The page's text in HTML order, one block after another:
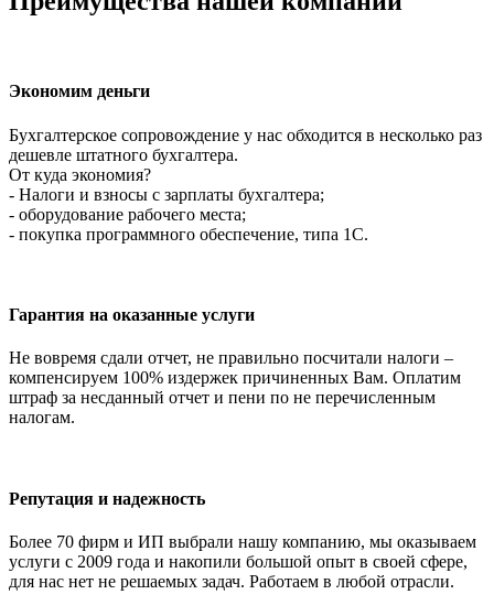
Экономим деньги
Бухгалтерское сопровождение у нас обходится в несколько раз
дешевле штатного бухгалтера.
От куда экономия?
- Налоги и взносы с зарплаты бухгалтера;
- оборудование рабочего места;
- покупка программного обеспечение, типа 1С.
Гарантия на оказанные услуги
Не вовремя сдали отчет, не правильно посчитали налоги –
компенсируем 100% издержек причиненных Вам. Оплатим
штраф за несданный отчет и пени по не перечисленным
налогам.
Репутация и надежность
Более 70 фирм и ИП выбрали нашу компанию, мы оказываем
услуги с 2009 года и накопили большой опыт в своей сфере,
для нас нет не решаемых задач. Работаем в любой отрасли.